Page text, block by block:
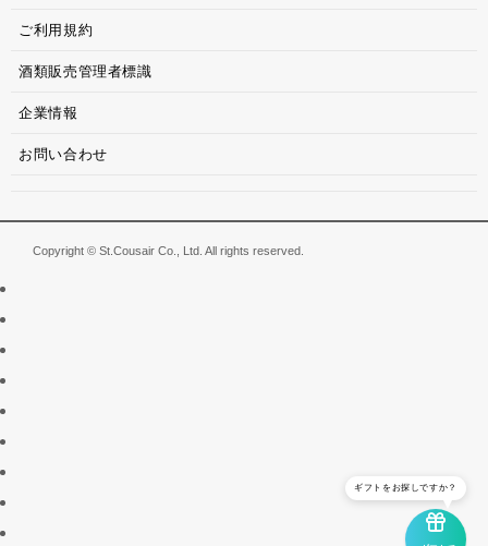
ご利用規約
酒類販売管理者標識
企業情報
お問い合わせ
Copyright © St.Cousair Co., Ltd. All rights reserved.
ギフトをお探しですか？